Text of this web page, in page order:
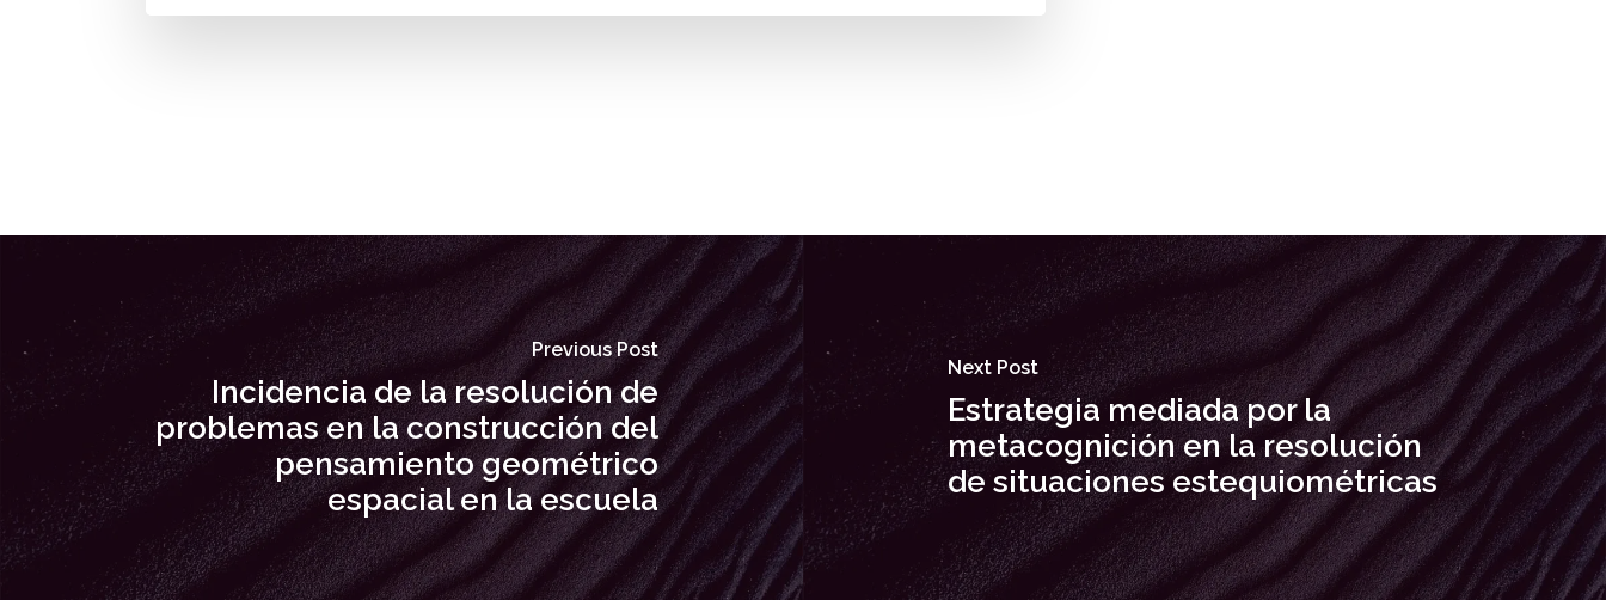
Previous Post
Incidencia de la resolución de
problemas en la construcción del
pensamiento geométrico
espacial en la escuela
Next Post
Estrategia mediada por la
metacognición en la resolución
de situaciones estequiométricas